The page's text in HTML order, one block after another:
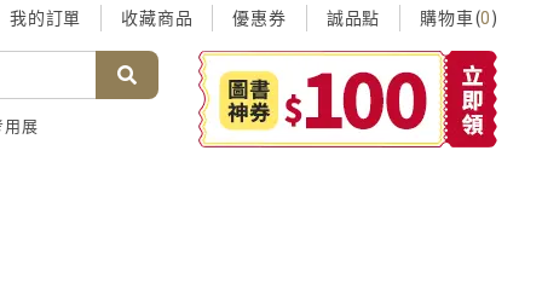
我的訂單 收藏商品 優惠券 誠品點 購物車(0)
用展